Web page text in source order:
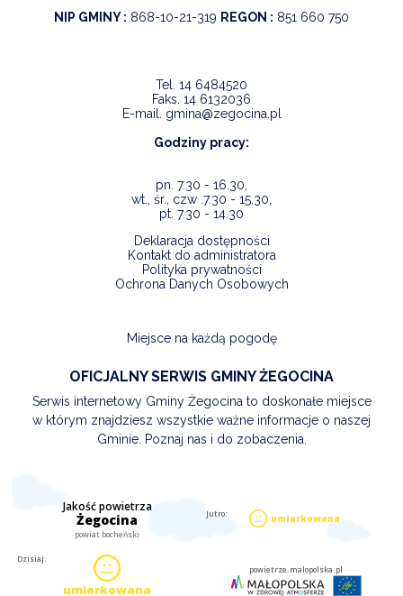
NIP GMINY : 868-10-21-319 REGON : 851 660 750
Tel. 14 6484520
Faks. 14 6132036
E-mail. gmina@zegocina.pl
Godziny pracy:
pn. 7.30 - 16.30,
wt., śr., czw .7.30 - 15.30,
pt. 7.30 - 14.30
Deklaracja dostępności
Kontakt do administratora
Polityka prywatności
Ochrona Danych Osobowych
Miejsce na każdą pogodę
OFICJALNY SERWIS GMINY ŻEGOCINA
Serwis internetowy Gminy Żegocina to doskonałe miejsce
w którym znajdziesz wszystkie ważne informacje o naszej
Gminie. Poznaj nas i do zobaczenia.